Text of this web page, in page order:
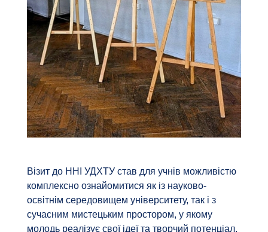
Візит до ННІ УДХТУ став для учнів можливістю
комплексно ознайомитися як із науково-
освітнім середовищем університету, так і з
сучасним мистецьким простором, у якому
молодь реалізує свої ідеї та творчий потенціал.